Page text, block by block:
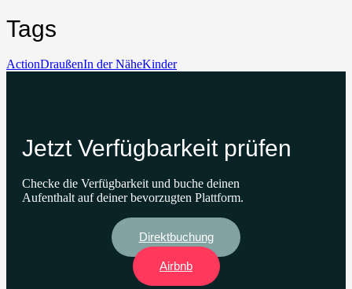
Tags
ActionDraußenIn der NäheKinder
Jetzt Verfügbarkeit prüfen
Checke die Verfügbarkeit und buche deinen
Aufenthalt auf deiner bevorzugten Plattform.
Direktbuchung
Airbnb